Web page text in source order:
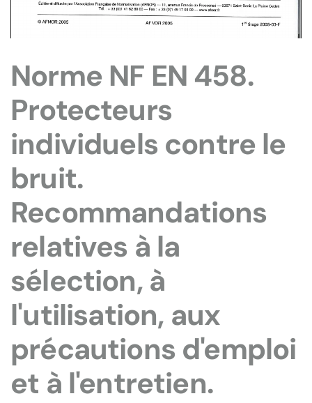
Norme NF EN 458.
Protecteurs
individuels contre le
bruit.
Recommandations
relatives à la
sélection, à
l'utilisation, aux
précautions d'emploi
et à l'entretien.